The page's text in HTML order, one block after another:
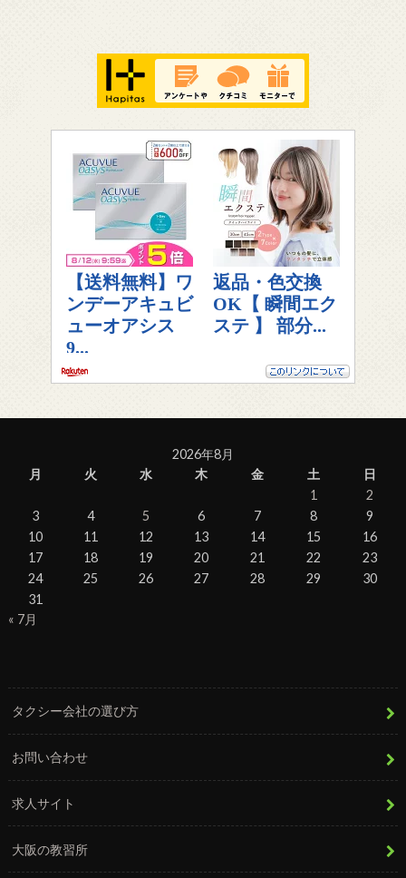
2026年8月
月
火 水 木 金 土
日
1
2
3
4 5 6 7 8
9
10
11 12 13 14 15
16
17
18 19 20 21 22
23
24
25 26 27 28 29
30
31
« 7月
タクシー会社の選び方
お問い合わせ
求人サイト
大阪の教習所